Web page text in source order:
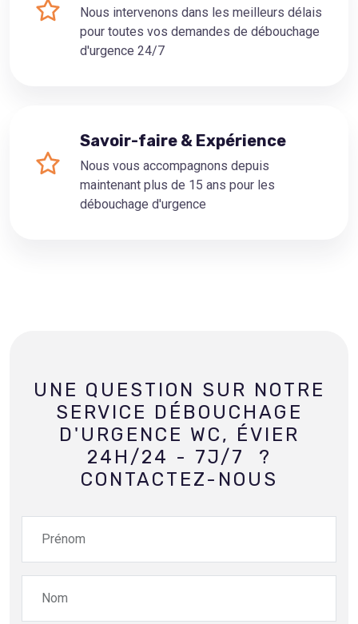
Nous intervenons dans les meilleurs délais
pour toutes vos demandes de débouchage
d'urgence 24/7
Savoir-faire & Expérience
Nous vous accompagnons depuis
maintenant plus de 15 ans pour les
débouchage d'urgence
UNE QUESTION SUR NOTRE
SERVICE DÉBOUCHAGE
D'URGENCE WC, ÉVIER
24H/24 - 7J/7 ?
CONTACTEZ-NOUS
Prénom
Nom